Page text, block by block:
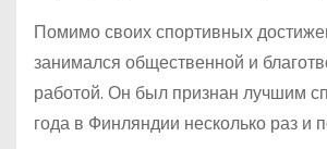
Помимо своих спортивных
занимался общественной и
работой. Он был признан лучшим
года в Финляндии несколько раз и